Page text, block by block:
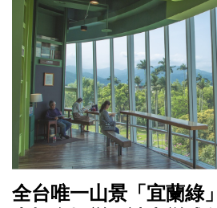
全台唯一山景「宜蘭綠